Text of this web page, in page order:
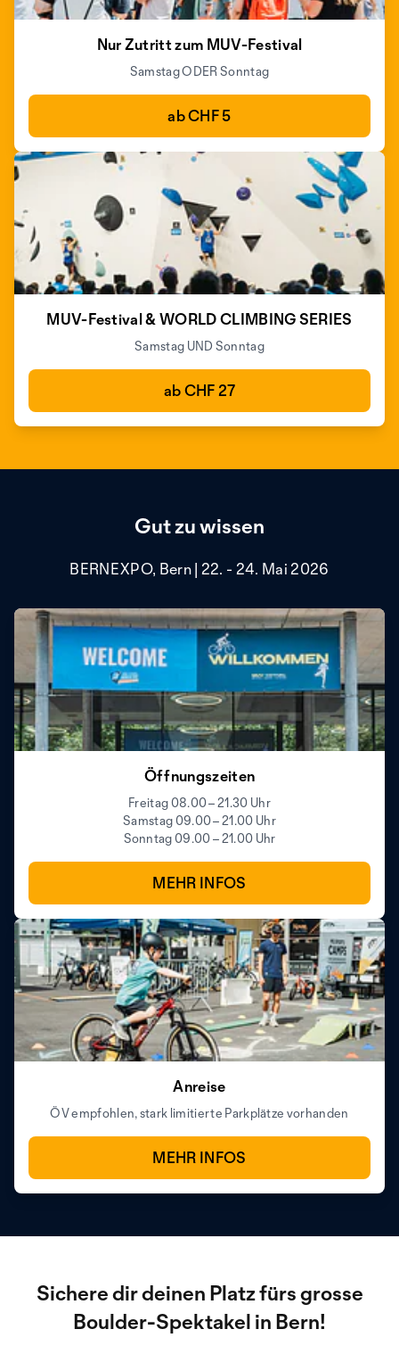
Nur Zutritt zum MUV-Festival
Samstag ODER Sonntag
ab CHF 5
MUV-Festival & WORLD CLIMBING SERIES
Samstag UND Sonntag
ab CHF 27
Gut zu wissen
BERNEXPO, Bern | 22. - 24. Mai 2026
Öffnungszeiten
Freitag 08.00 – 21.30 Uhr
Samstag 09.00 – 21.00 Uhr
Sonntag 09.00 – 21.00 Uhr
MEHR INFOS
Anreise
ÖV empfohlen, stark limitierte Parkplätze vorhanden
MEHR INFOS
Sichere dir deinen Platz fürs grosse
Boulder-Spektakel in Bern!